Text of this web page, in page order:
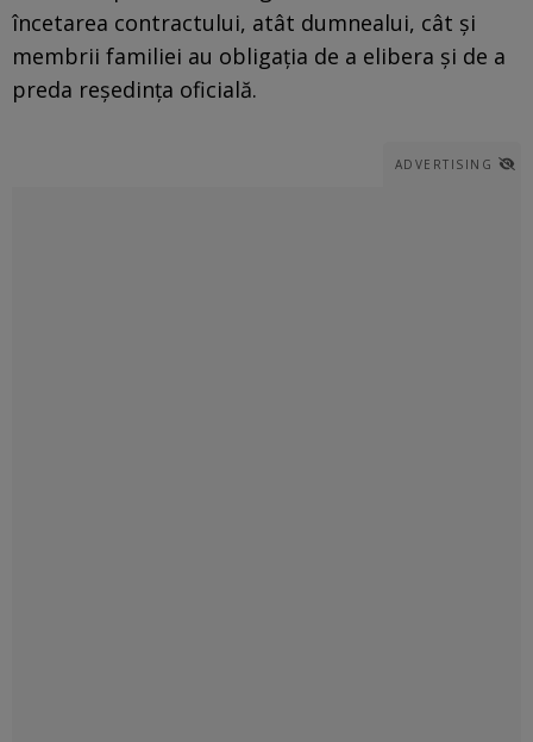
încetarea contractului, atât dumnealui, cât şi
membrii familiei au obligaţia de a elibera şi de a
preda reşedinţa oficială.
ADVERTISING